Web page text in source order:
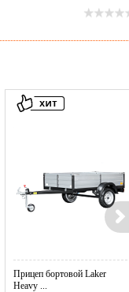
Прицеп бортовой Laker
Heavy ...